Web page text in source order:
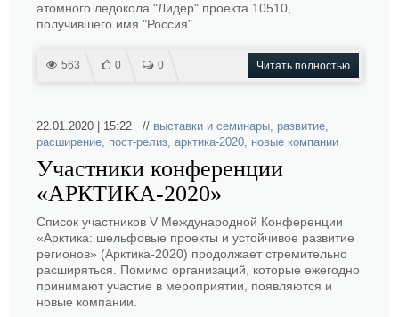
атомного ледокола "Лидер" проекта 10510,
получившего имя "Россия".
563 0 0 Читать полностью
22.01.2020 | 15:22 // выставки и семинары, развитие,
расширение, пост-релиз, арктика-2020, новые компании
Участники конференции
«АРКТИКА-2020»
Список участников V Международной Конференции
«Арктика: шельфовые проекты и устойчивое развитие
регионов» (Арктика-2020) продолжает стремительно
расширяться. Помимо организаций, которые ежегодно
принимают участие в мероприятии, появляются и
новые компании.